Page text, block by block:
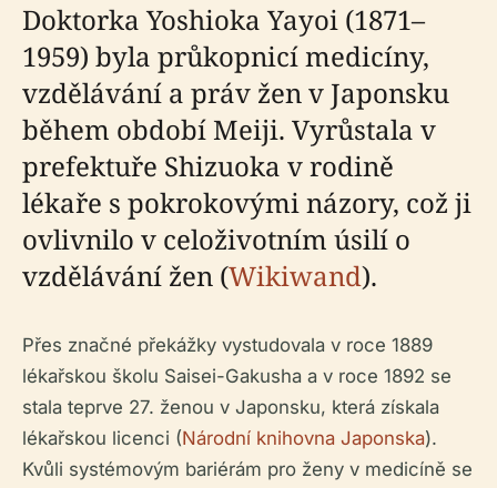
Doktorka Yoshioka Yayoi (1871–
1959) byla průkopnicí medicíny,
vzdělávání a práv žen v Japonsku
během období Meiji. Vyrůstala v
prefektuře Shizuoka v rodině
lékaře s pokrokovými názory, což ji
ovlivnilo v celoživotním úsilí o
vzdělávání žen (Wikiwand).
Přes značné překážky vystudovala v roce 1889
lékařskou školu Saisei-Gakusha a v roce 1892 se
stala teprve 27. ženou v Japonsku, která získala
lékařskou licenci (Národní knihovna Japonska).
Kvůli systémovým bariérám pro ženy v medicíně se